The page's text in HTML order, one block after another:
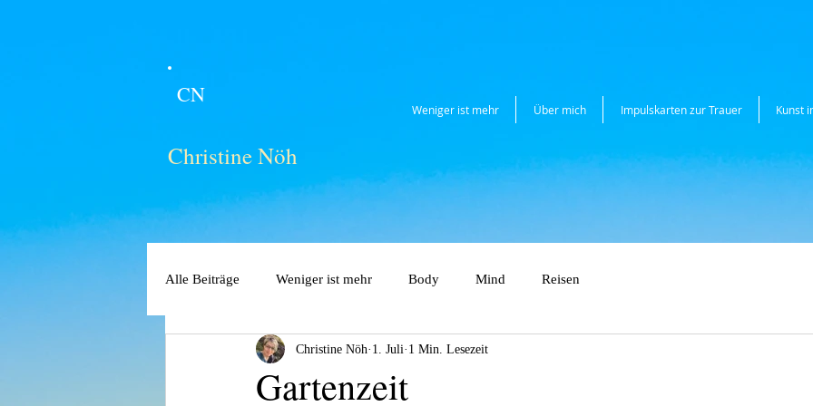
Weniger ist mehr Über mich Impulskarten zur Trauer Kunst
CN
Christine Nöh
Alle Beiträge Weniger ist mehr Body Mind Reisen
Gartenzeit
Christine Nöh 1. Juli 1 Min. Lesezeit